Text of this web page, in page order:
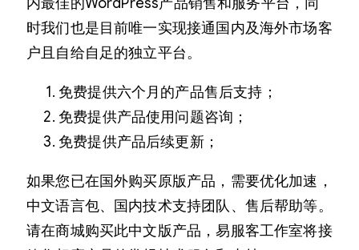
时我们也是目前唯一实现接通国内及海外市场客
户且自给自足的独立平台。
免费提供六个月的产品售后支持；
免费提供产品使用问题咨询；
免费提供产品后续更新；
如果您已在国外购买原版产品，需要优化加速，
中文语言包、国内技术支持团队、售后帮助等。
请在商城购买此中文版产品，易服客工作室将接